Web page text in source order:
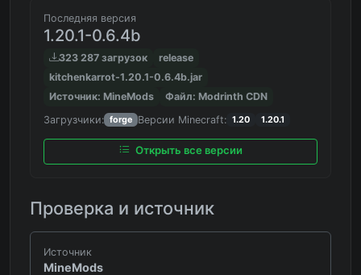
Последняя версия
1.20.1-0.6.4b
323 287 загрузок
release
kitchenkarrot-1.20.1-0.6.4b.jar
Источник: MineMods
Файл: Modrinth CDN
Загрузчики: forge Версии Minecraft: 1.20 1.20.1
Открыть все версии
Проверка и источник
Источник
MineMods